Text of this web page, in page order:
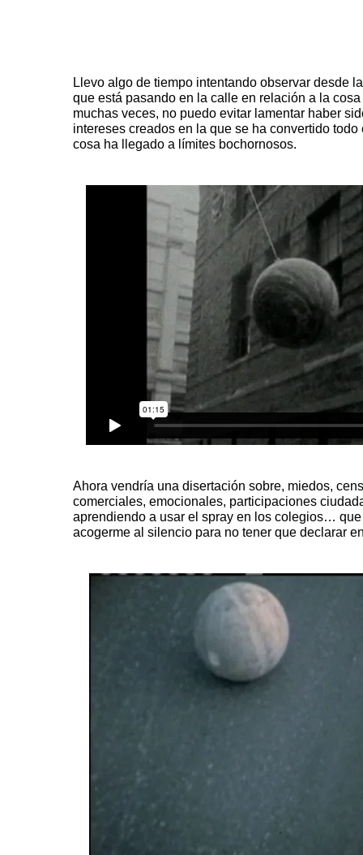
Llevo algo de tiempo intentando observar desde
que está pasando en la calle en relación a la
muchas veces, no puedo evitar lamentar haber
intereses creados en la que se ha convertido
cosa ha llegado a límites bochornosos.
Ahora vendría una disertación sobre, miedos,
comerciales, emocionales, participaciones
aprendiendo a usar el spray en los colegios…
acogerme al silencio para no tener que declarar